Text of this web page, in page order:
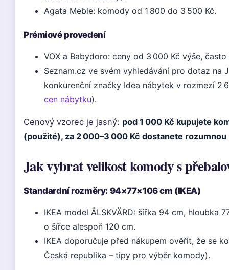
Agata Meble: komody od 1 800 do 3 500 Kč.
Prémiové provedení
VOX a Babydoro: ceny od 3 000 Kč výše,
Seznam.cz ve svém vyhledávání pro dotaz na
konkurenční značky Idea nábytek v rozmezí 2
cen nábytku).
Cenový vzorec je jasný: pod 1 000 Kč kupujete
(použité), za 2 000–3 000 Kč dostanete
Jak vybrat velikost komody s
Standardní rozměry: 94×77×106 cm (IKEA)
IKEA model ÄLSKVÄRD: šířka 94 cm, hloubka
o šířce alespoň 120 cm.
IKEA doporučuje před nákupem ověřit, že se
Česká republika – tipy pro výběr komody).